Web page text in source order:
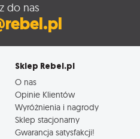
do nas
Sklep Rebel.pl
O nas
Opinie Klientów
Wyróżnienia i nagrody
Sklep stacjonarny
Gwarancja satysfakcji!